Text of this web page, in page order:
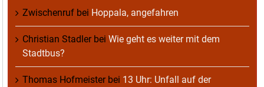
Zwischenruf bei Hoppala, angefahren
Christian Stadlerbei Wie geht es weiter mit dem
Stadtbus?
Thomas Hofmeisterbei 13 Uhr: Unfall auf der